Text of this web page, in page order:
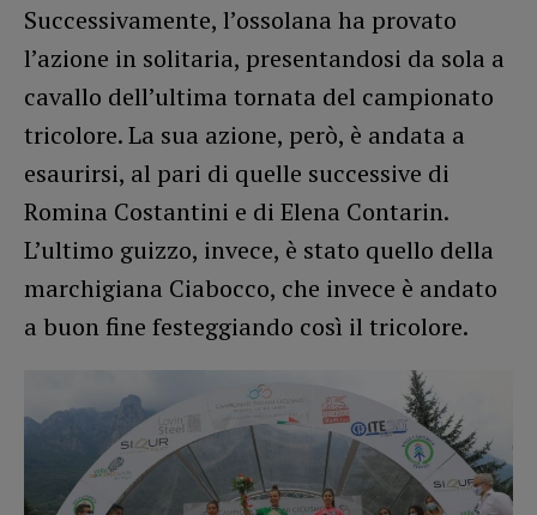
Successivamente, l’ossolana ha provato
l’azione in solitaria, presentandosi da sola a
cavallo dell’ultima tornata del campionato
tricolore. La sua azione, però, è andata a
esaurirsi, al pari di quelle successive di
Romina Costantini e di Elena Contarin.
L’ultimo guizzo, invece, è stato quello della
marchigiana Ciabocco, che invece è andato
a buon fine festeggiando così il tricolore.